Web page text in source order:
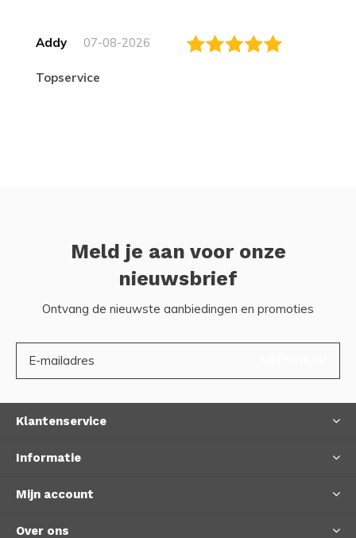
Addy 07-08-2026
topservice
Meld je aan voor onze
nieuwsbrief
Ontvang de nieuwste aanbiedingen en promoties
Klantenservice
Informatie
Mijn account
Over ons